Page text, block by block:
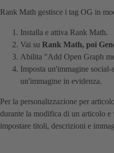
Rank Math gestisce i tag OG in
Installa e attiva Rank Math.
Vai su Rank Math, poi
Abilita "Add Open Graph
Imposta un'immagine social-
un'immagine in evidenza.
Per la personalizzazione per
durante la modifica di un articolo
impostare titoli, descrizioni e